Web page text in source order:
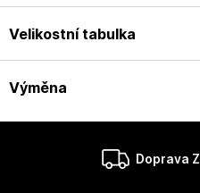
Velikostní tabulka
Výměna
Doprava